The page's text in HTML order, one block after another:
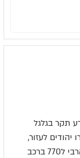
תקר בגלגל
לעזור,
בראותם את פמליית הרבי עומדת בצד הדרך) חזר הרבי ל770 ברכב